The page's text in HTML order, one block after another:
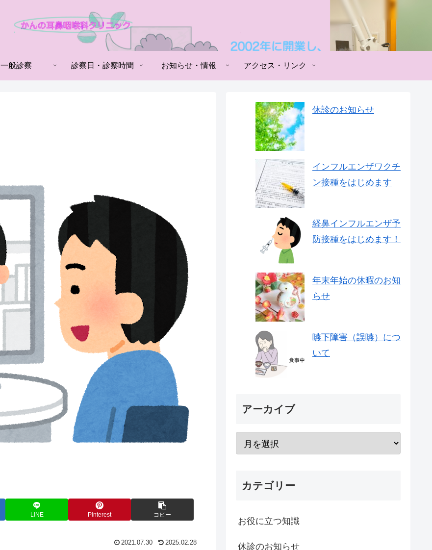
一般診察 診察日・診察時間 お知らせ・情報 アクセス・リンク
LINE Pinterest コピー
2021.07.30 2025.02.28
休診のお知らせ
インフルエンザワクチ
ン接種をはじめます
経鼻インフルエンザ予
防接種をはじめます！
年末年始の休暇のお知
らせ
嚥下障害（誤嚥）につ
いて
アーカイブ
カテゴリー
お役に立つ知識
休診のお知らせ